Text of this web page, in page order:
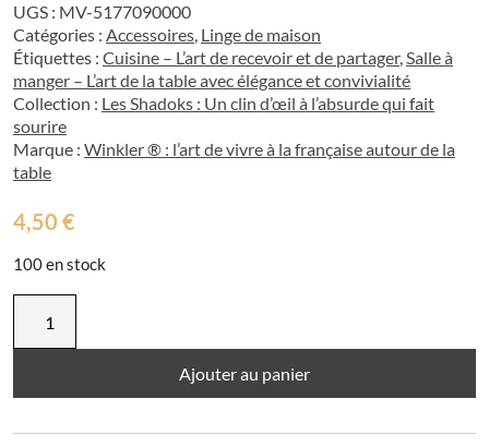
UGS : MV-5177090000
Catégories : Accessoires, Linge de maison
Étiquettes : Cuisine – L’art de recevoir et de partager,Salle à
manger – L’art de la table avec élégance et convivialité
Collection : Les Shadoks : Un clin d’œil à l’absurde qui fait
sourire
Marque : Winkler ® : l’art de vivre à la française autour de la
table
4,50 €
100 en stock
Set
table
Ajouter au panier